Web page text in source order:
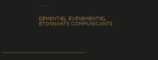
DÉMENTIEL ÉVÉNEMENTIEL
ÉTONNANTS COMMUNICANTS